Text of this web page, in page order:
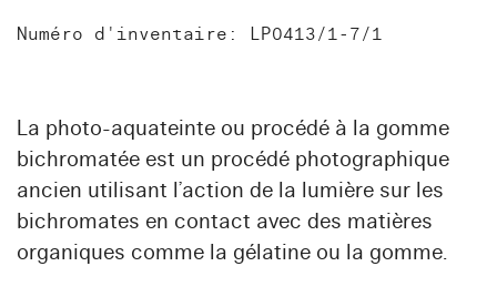
Numéro d'inventaire: LP0413/1-7/1
La photo-aquateinte ou procédé à la gomme
bichromatée est un procédé photographique
ancien utilisant l’action de la lumière sur les
bichromates en contact avec des matières
organiques comme la gélatine ou la gomme.